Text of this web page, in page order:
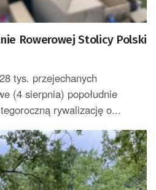
Rowerowej Stolicy Polski
tys. przejechanych
(4 sierpnia) popołudnie
rywalizację o...